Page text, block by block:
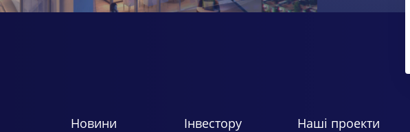
Новини
Інвестору Наші проекти